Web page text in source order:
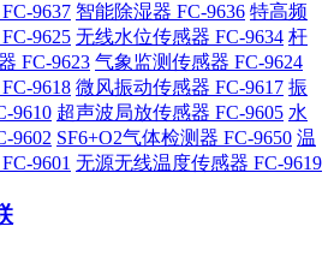
9637 智能除湿器 FC-9636 特高频
9625 无线水位传感器 FC-9634 杆
FC-9623 气象监测传感器 FC-9624
9618 微风振动传感器 FC-9617 振
9610 超声波局放传感器 FC-9605 水
9602 SF6+O2气体检测器 FC-9650 温
9601 无源无线温度传感器 FC-9619